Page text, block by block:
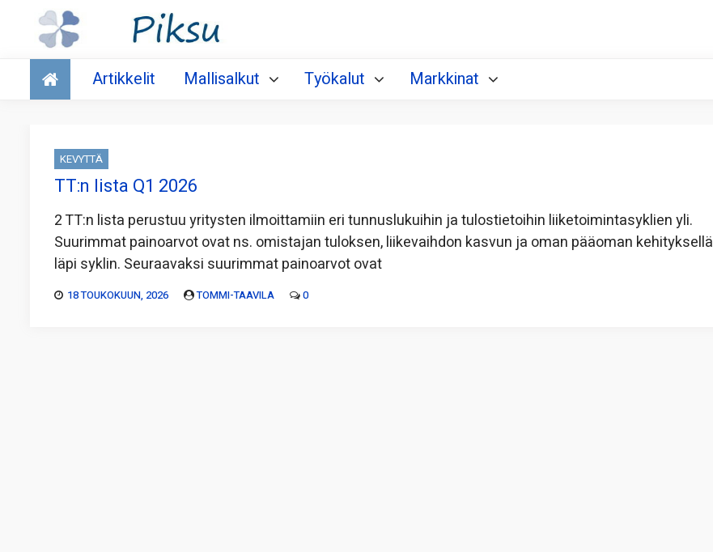
Talous
Artikkelit Mallisalkut Työkalut Markkinat
KEVYTTÄ
TT:n lista Q1 2026
2 TT:n lista perustuu yritysten ilmoittamiin eri tunnuslukuihin ja tulostietoihin liiketoimintasyklien yli.
Suurimmat painoarvot ovat ns. omistajan tuloksen, liikevaihdon kasvun ja oman pääoman kehityksellä
läpi syklin. Seuraavaksi suurimmat painoarvot ovat
18 TOUKOKUUN, 2026 TOMMI-TAAVILA 0